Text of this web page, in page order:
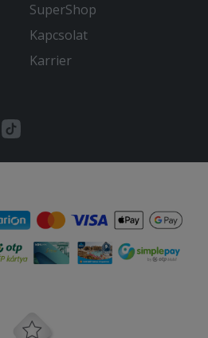
SuperShop
Kapcsolat
Karrier